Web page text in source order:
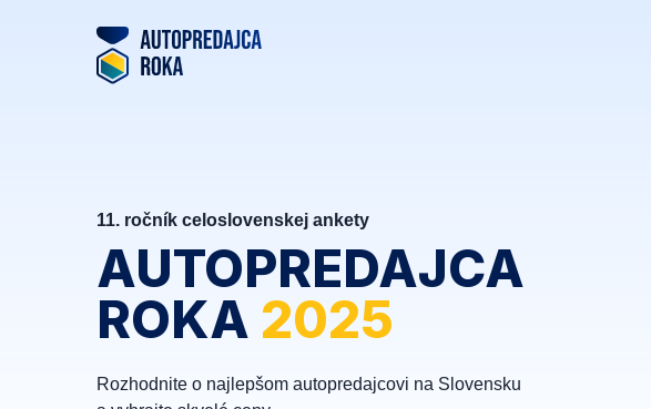
11. ročník celoslovenskej ankety
AUTOPREDAJCA
ROKA 2025
Rozhodnite o najlepšom autopredajcovi na Slovensku